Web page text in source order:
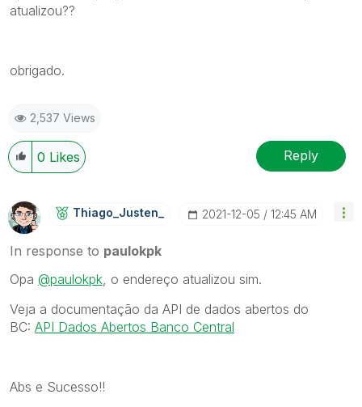
atualizou??
obrigado.
2,537 Views
0 Likes Reply
Thiago_Justen_ ‎2021-12-05 12:45 AM
In response to paulokpk
Opa @paulokpk , o endereço atualizou sim.
Veja a documentação da API de dados abertos do
BC: API Dados Abertos Banco Central
Abs e Sucesso!!